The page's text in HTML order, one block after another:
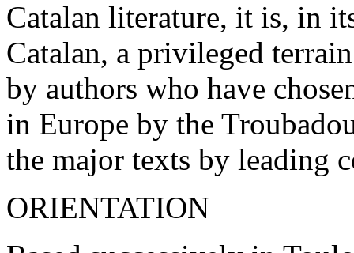
Catalan literature, it is, in
Catalan, a privileged
by authors who have
in Europe by the
the major texts by leading
ORIENTATION